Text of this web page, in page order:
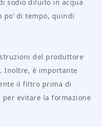
sodio diluito in acqua
di tempo, quindi
del produttore
Inoltre, è importante
il filtro prima di
per evitare la formazione